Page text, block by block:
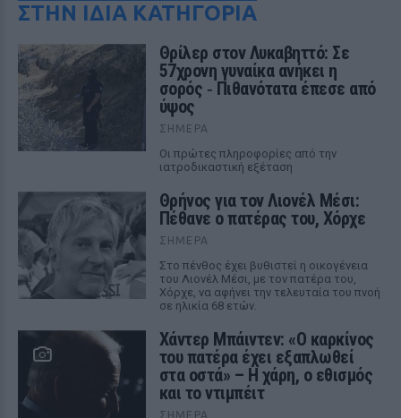
ΣΤΗΝ ΙΔΙΑ ΚΑΤΗΓΟΡΙΑ
Θρίλερ στον Λυκαβηττό: Σε
57χρονη γυναίκα ανήκει η
σορός ‑ Πιθανότατα έπεσε από
ύψος
ΣΉΜΕΡΑ
Οι πρώτες πληροφορίες από την
ιατροδικαστική εξέταση
Θρήνος για τον Λιονέλ Μέσι:
Πέθανε ο πατέρας του, Χόρχε
ΣΉΜΕΡΑ
Στο πένθος έχει βυθιστεί η οικογένεια
του Λιονέλ Μέσι, με τον πατέρα του,
Χόρχε, να αφήνει την τελευταία του πνοή
σε ηλικία 68 ετών.
Χάντερ Μπάιντεν: «Ο καρκίνος
του πατέρα έχει εξαπλωθεί
στα οστά» – Η χάρη, ο εθισμός
και το ντιμπέιτ
ΣΉΜΕΡΑ